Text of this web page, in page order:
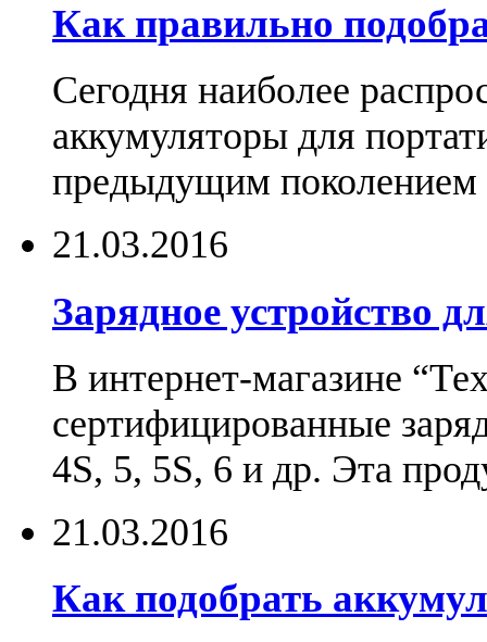
Как правильно
Сегодня наиболее
аккумуляторы для
предыдущим поколением
21.03.2016
Зарядное устройство
В интернет-магазине
сертифицированные
4S, 5, 5S, 6 и др. Эта
21.03.2016
Как подобрать